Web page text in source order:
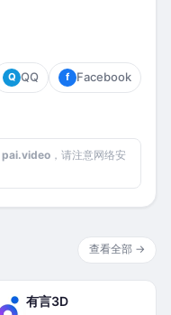
Q QQ f Facebook
pai.video，请注意网络安
查看全部 →
有言3D